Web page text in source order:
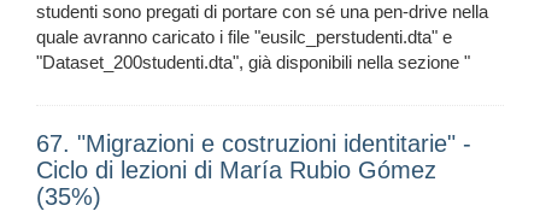
studenti sono pregati di portare con sé una pen-drive nella
quale avranno caricato i file "eusilc_perstudenti.dta" e
"Dataset_200studenti.dta", già disponibili nella sezione "
67. "Migrazioni e costruzioni identitarie" -
Ciclo di lezioni di María Rubio Gómez
(35%)